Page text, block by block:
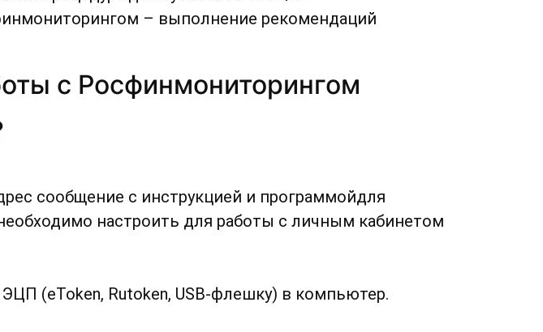
– выполнение рекомендаций
с Росфинмониторингом
сообщение с инструкцией и программойдля
настроить для работы с личным кабинетом
(eToken, Rutoken, USB-флешку) в компьютер.